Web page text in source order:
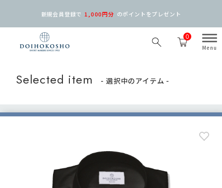
0
新規会員登録で 1,000円分 のポイントをプレゼント
Selected item - 選択中のアイテム -